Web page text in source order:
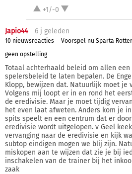
+1/-0
Japio44 6 j geleden
10 nieuwsreacties
Voorspel nu Sparta
geen opstelling
Totaal achterhaald beleid om allen
spelersbeleid te laten bepalen. De
Klopp, bewijzen dat. Natuurlijk moet je
Volgens mij loopt er in en rond het
de eredivisie. Maar je moet tijdig
het even laat afweten. Anders kom je
spits speelt en een centrum dat er
eredivisie wordt uitgelopen. v Geel
vervanging naar de eredivisie en kijk
subtop eindigen mogen we blij zijn.
miskopen aan te wijzen dat zie je bij
inschakelen van de trainer bij het
zaak